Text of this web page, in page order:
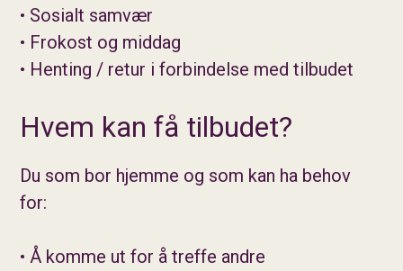
• Sosialt samvær
• Frokost og middag
• Henting / retur i forbindelse med tilbudet
Hvem kan få tilbudet?
Du som bor hjemme og som kan ha behov
for:
• Å komme ut for å treffe andre